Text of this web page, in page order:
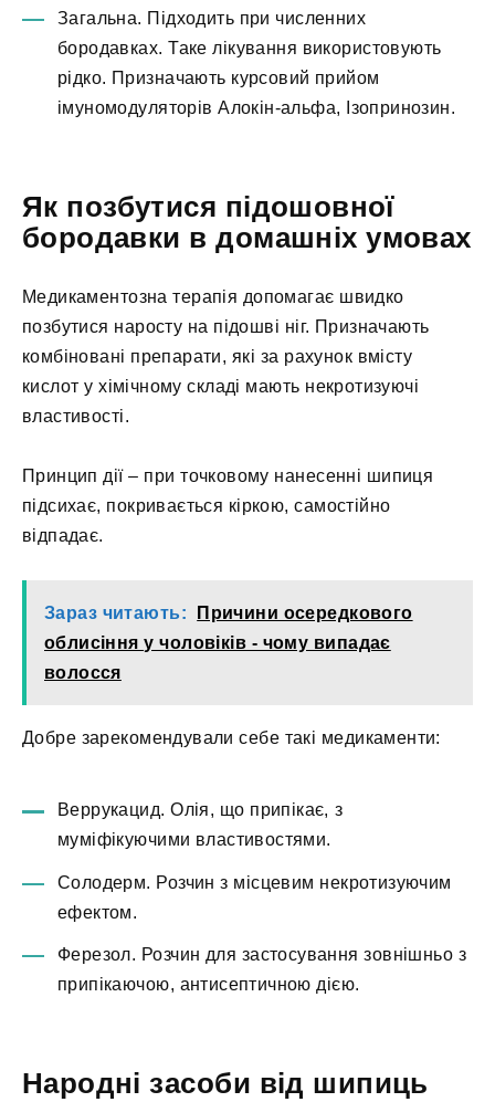
Загальна. Підходить при численних
бородавках. Таке лікування використовують
рідко. Призначають курсовий прийом
імуномодуляторів Алокін-альфа, Ізопринозин.
Як позбутися підошовної
бородавки в домашніх умовах
Медикаментозна терапія допомагає швидко
позбутися наросту на підошві ніг. Призначають
комбіновані препарати, які за рахунок вмісту
кислот у хімічному складі мають некротизуючі
властивості.
Принцип дії – при точковому нанесенні шипиця
підсихає, покривається кіркою, самостійно
відпадає.
Зараз читають:
Причини осередкового
облисіння у чоловіків - чому випадає
волосся
Добре зарекомендували себе такі медикаменти:
Веррукацид. Олія, що припікає, з
муміфікуючими властивостями.
Солодерм. Розчин з місцевим некротизуючим
ефектом.
Ферезол. Розчин для застосування зовнішньо з
припікаючою, антисептичною дією.
Народні засоби від шипиць